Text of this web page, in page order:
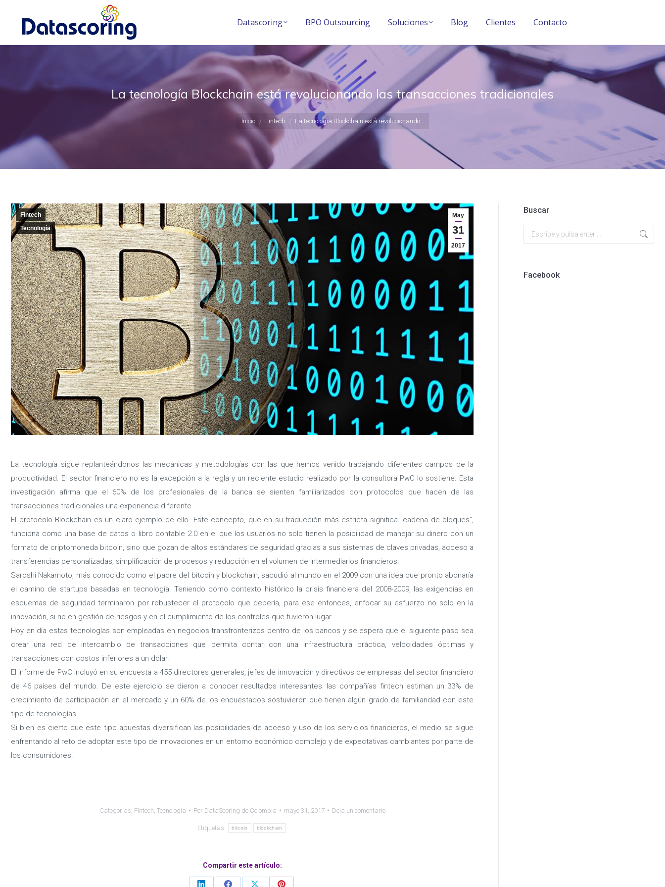
Datascoring BPO Outsourcing Soluciones Blog Clientes Contacto
La tecnología Blockchain está revolucionando las transacciones tradicionales
Estás aquí:
Inicio Fintech La tecnología Blockchain está revolucionando…
May
31
2017
Fintech
Tecnología
La tecnología sigue replanteándonos las mecánicas y metodologías con las que hemos venido trabajando diferentes campos de la
productividad. El sector financiero no es la excepción a la regla y un reciente estudio realizado por la consultora PwC lo sostiene. Esta
investigación afirma que el 60% de los profesionales de la banca se sienten familiarizados con protocolos que hacen de las
transacciones tradicionales una experiencia diferente.
El protocolo Blockchain es un claro ejemplo de ello. Este concepto, que en su traducción más estricta significa “cadena de bloques”,
funciona como una base de datos o libro contable 2.0 en el que los usuarios no solo tienen la posibilidad de manejar su dinero con un
formato de criptomoneda bitcoin, sino que gozan de altos estándares de seguridad gracias a sus sistemas de claves privadas, acceso a
transferencias personalizadas, simplificación de procesos y reducción en el volumen de intermediarios financieros.
Saroshi Nakamoto, más conocido como el padre del bitcoin y blockchain, sacudió al mundo en el 2009 con una idea que pronto abonaría
el camino de startups basadas en tecnología. Teniendo como contexto histórico la crisis financiera del 2008-2009, las exigencias en
esquemas de seguridad terminaron por robustecer el protocolo que debería, para ese entonces, enfocar su esfuerzo no solo en la
innovación, si no en gestión de riesgos y en el cumplimiento de los controles que tuvieron lugar.
Hoy en día estas tecnologías son empleadas en negocios transfronterizos dentro de los bancos y se espera que el siguiente paso sea
crear una red de intercambio de transacciones que permita contar con una infraestructura práctica, velocidades óptimas y
transacciones con costos inferiores a un dólar.
El informe de PwC incluyó en su encuesta a 455 directores generales, jefes de innovación y directivos de empresas del sector financiero
de 46 países del mundo. De este ejercicio se dieron a conocer resultados interesantes: las compañías fintech estiman un 33% de
crecimiento de participación en el mercado y un 60% de los encuestados sostuvieron que tienen algún grado de familiaridad con este
tipo de tecnologías.
Si bien es cierto que este tipo apuestas diversifican las posibilidades de acceso y uso de los servicios financieros, el medio se sigue
enfrentando al reto de adoptar este tipo de innovaciones en un entorno económico complejo y de expectativas cambiantes por parte de
los consumidores.
Categorías: Fintech Tecnología Por DataScoring de Colombia mayo 31, 2017 Deja un comentario
Etiquetas: bitcoin blockchain
Compartir este artículo:
Buscar
Buscar:
Facebook
Datascoring BPO Outsourcing Soluciones Blog Clientes Contacto